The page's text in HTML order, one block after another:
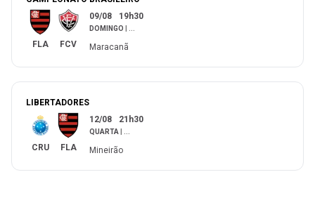
FLA FCV
09/08 19h30
DOMINGO
Maracanã
LIBERTADORES
CRU FLA
12/08 21h30
QUARTA
Mineirão